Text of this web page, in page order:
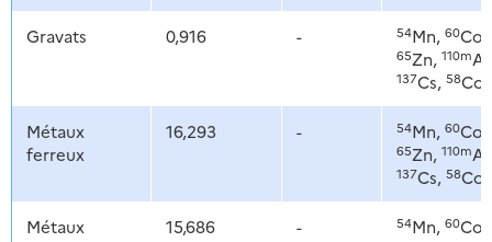
Gravats 0,916 - 54Mn, 60Co,
65Zn, 110m
137Cs, 58Co
Métaux
ferreux
16,293 - 54Mn, 60Co,
65Zn, 110m
137Cs, 58Co
Métaux
15,686 - 54Mn, 60Co,